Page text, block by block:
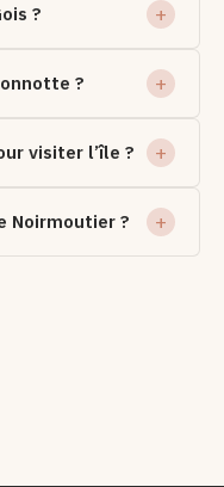
?
?
visiter l’île ?
Noirmoutier ?